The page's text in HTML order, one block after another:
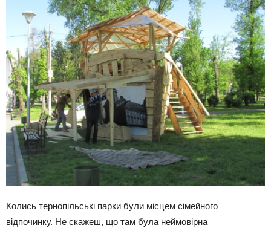
Колись тернопільські парки були місцем сімейного
відпочинку. Не скажеш, що там була неймовірна